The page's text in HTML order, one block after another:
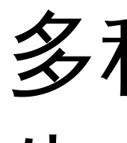
多